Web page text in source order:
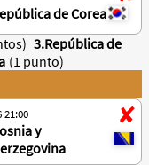
de Corea
3.República de
(1 punto)
y